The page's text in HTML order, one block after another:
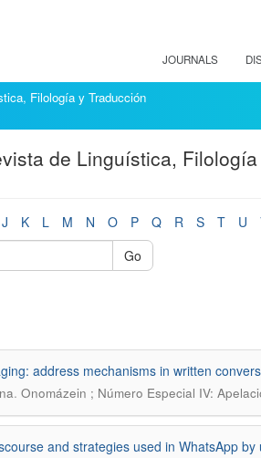
JOURNALS
Filología y Traducción
de Linguística,
J K L M N O P Q R S T U
Go
address mechanisms in written
. Onomázein ; Número Especial IV:
and strategies used in WhatsApp by